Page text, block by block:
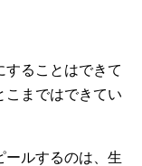
することはできて
こまではできてい
ールするのは、生